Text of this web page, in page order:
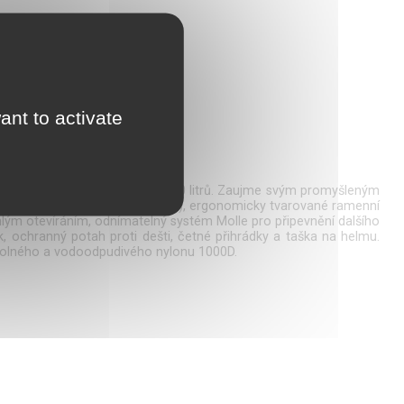
denní batoh s objemem 20 litrů. Zaujme svým promyšleným
v oblasti zad (větraná záda), ergonomicky tvarované ramenní
otevíráním, odnímatelný systém Molle pro připevnění dalšího
ochranný potah proti dešti, četné přihrádky a taška na helmu.
a vodoodpudivého nylonu 1000D.
to activate